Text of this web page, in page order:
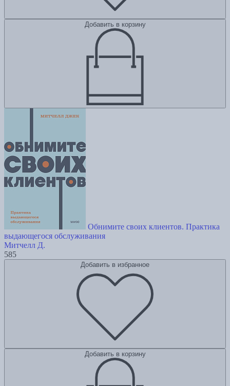
Добавить в корзину
Обнимите своих клиентов. Практика
выдающегося обслуживания
Митчелл Д.
585
Добавить в избранное
Добавить в корзину